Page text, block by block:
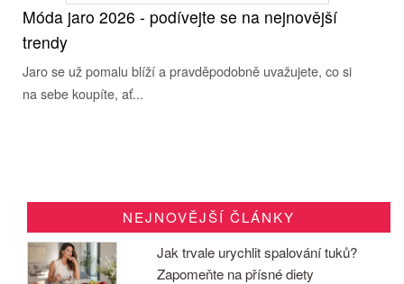
Móda jaro 2026 - podívejte se na nejnovější
trendy
Jaro se už pomalu blíží a pravděpodobně uvažujete, co si
na sebe koupíte, ať...
NEJNOVĚJŠÍ ČLÁNKY
Jak trvale urychlit spalování tuků?
Zapomeňte na přísné diety